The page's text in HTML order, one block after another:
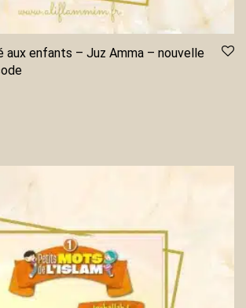
aux enfants – Juz Amma – nouvelle